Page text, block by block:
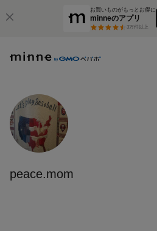
お買いものがもっとお得に
minneのアプリ
3万件以上
peace.mom